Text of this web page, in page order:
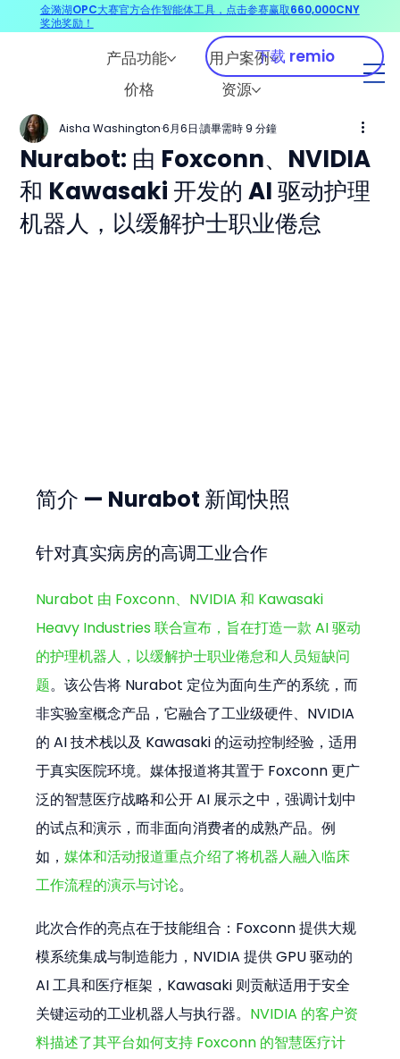
产品功能
用户案例
价格
资源
下载 remio
Nurabot: 由 Foxconn、NVIDIA
和 Kawasaki 开发的 AI 驱动护理
机器人，以缓解护士职业倦怠
Aisha Washington 6月6日 讀畢需時 9 分鐘
简介 — Nurabot 新闻快照
针对真实病房的高调工业合作
Nurabot 由 Foxconn、NVIDIA 和 Kawasaki
Heavy Industries 联合宣布，旨在打造一款 AI 驱动
的护理机器人，以缓解护士职业倦怠和人员短缺问
题。该公告将 Nurabot 定位为面向生产的系统，而
非实验室概念产品，它融合了工业级硬件、NVIDIA
的 AI 技术栈以及 Kawasaki 的运动控制经验，适用
于真实医院环境。媒体报道将其置于 Foxconn 更广
泛的智慧医疗战略和公开 AI 展示之中，强调计划中
的试点和演示，而非面向消费者的成熟产品。例
如，媒体和活动报道重点介绍了将机器人融入临床
工作流程的演示与讨论。
此次合作的亮点在于技能组合：Foxconn 提供大规
模系统集成与制造能力，NVIDIA 提供 GPU 驱动的
AI 工具和医疗框架，Kawasaki 则贡献适用于安全
关键运动的工业机器人与执行器。 NVIDIA 的客户资
料描述了其平台如何支持 Foxconn 的智慧医疗计
金漪湖OPC大赛官方合作智能体工具，点击参赛赢取660,000CNY
奖池奖励！